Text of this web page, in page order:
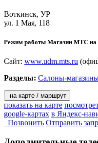
Воткинск, УР
ул. 1 Мая, 118
Режим работы Магазин МТС на
Сайт: www.udm.mts.ru
Разделы: Салоны-
на карте / маршрут
показать на карте
google-картах в Яндекс-
Позвонить Отправить